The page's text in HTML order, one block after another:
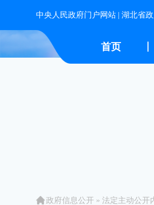
中央人民政府门户网站 | 湖北省
首页
政府信息公开 » 法定主动公开